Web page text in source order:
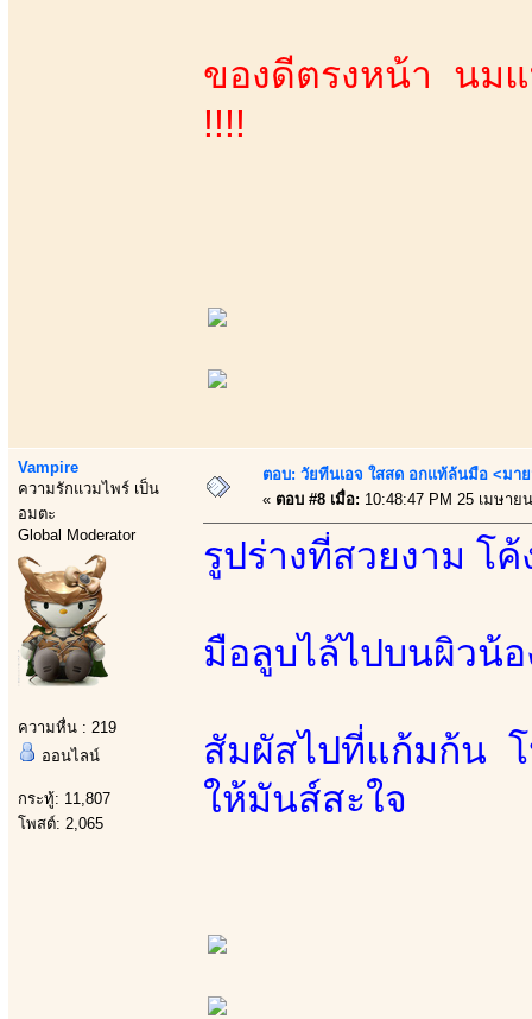
ของดีตรงหน้า นม
!!!!
Vampire
ความรักแวมไพร์ เป็น
อมตะ
Global Moderator
ความหื่น : 219
ออนไลน์
กระทู้: 11,807
โพสต์: 2,065
ตอบ: วัยทีนเอจ ใสสด อกแท้ล้นมือ <มา
« ตอบ #8 เมื่อ: 10:48:47 PM 25 เมษาย
รูปร่างที่สวยงาม โ
มือลูบไล้ไปบนผิวน้
สัมผัสไปที่แก้มก้น โ
ให้มันส์สะใจ